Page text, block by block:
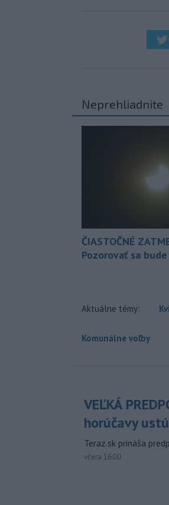
Neprehliadnite
ČIASTOČNÉ
Pozorovať sa
Aktuálne témy:
Komunálne voľby
VEĽKÁ
horúčavy
Teraz.sk prináša
včera 16:00